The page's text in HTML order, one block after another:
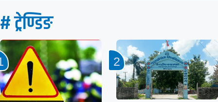
# ट्रेण्डिङ